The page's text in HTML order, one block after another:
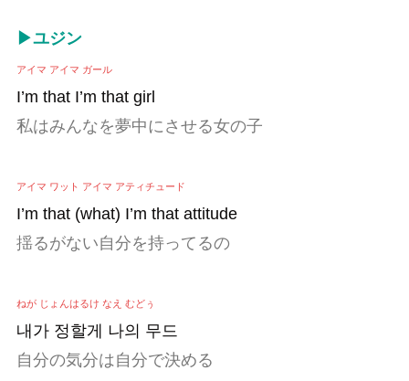
▶ユジン
アイマ アイマ ガール
I’m that I’m that girl
私はみんなを夢中にさせる女の子
アイマ ワット アイマ アティチュード
I’m that (what) I’m that attitude
揺るがない自分を持ってるの
ねが じょんはるけ なえ むどぅ
내가 정할게 나의 무드
自分の気分は自分で決める